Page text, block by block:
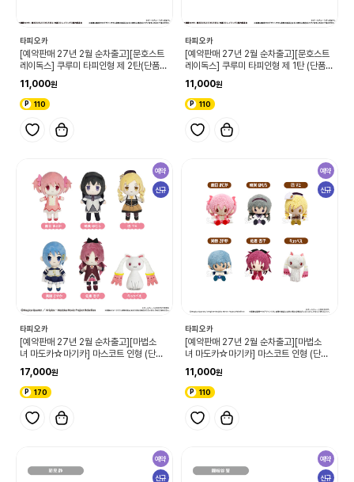
타피오카
[예약판매 27년 2월 순차출고][문호스트
레이독스] 쿠루미 타피인형 제 2탄(단품/
11,000
110
타피오카
[예약판매 27년 2월 순차출고][문호스트
레이독스] 쿠루미 타피인형 제 1탄 (단품/
11,000
110
예약
신규
타피오카
[예약판매 27년 2월 순차출고][마법소
녀 마도카☆마기카] 마스코트 인형 (단품/
17,000
170
예약
신규
타피오카
[예약판매 27년 2월 순차출고][마법소
녀 마도카☆마기카] 마스코트 인형 (단품/
11,000
110
예약
신규
예약
신규